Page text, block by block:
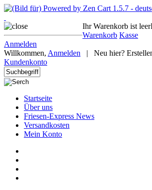
Ihr Warenkorb ist leer
Warenkorb Kasse
Anmelden
Willkommen, Anmelden |
Neu hier?
Kundenkonto
Startseite
Über uns
Friesen-Express News
Versandkosten
Mein Konto